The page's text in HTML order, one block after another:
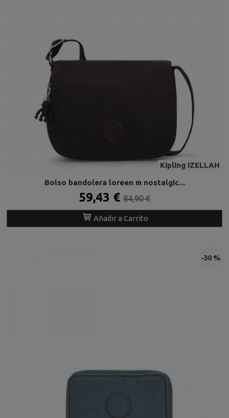
Kipling IZELLAH
Bolso bandolera loreen m nostalgic...
59,43 € 84,90 €
Añadir a Carrito
-30 %